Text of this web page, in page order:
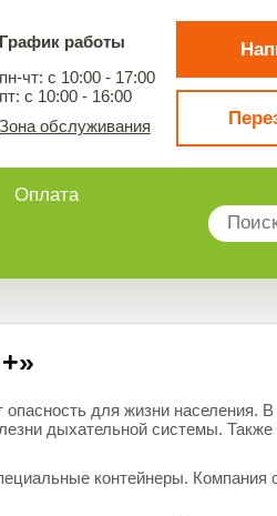
График работы
пн-чт: c 10:00 - 17:00
пт: c 10:00 - 16:00
Зона обслуживания
Оплата
опасность для жизни населения. В
дыхательной системы.
контейнеры. Компания